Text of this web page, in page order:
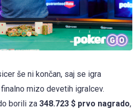
še ni končan, saj se igra
mizo devetih igralcev.
borili za 348.723 $ prvo nagrado,